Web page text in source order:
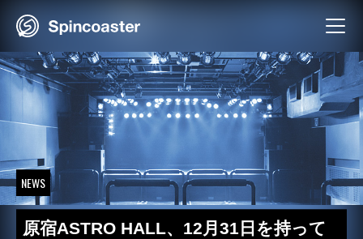
NEWS
原宿ASTRO HALL、12月31日を持って